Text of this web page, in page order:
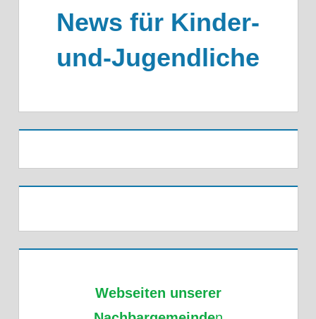
News für Kinder-
und-Jugendliche
Webseiten unserer